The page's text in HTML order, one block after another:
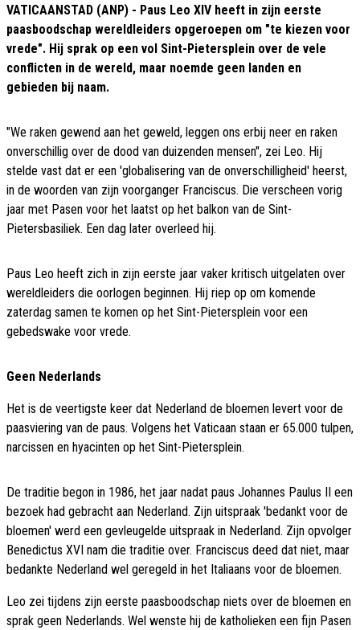
VATICAANSTAD (ANP) - Paus Leo XIV heeft in zijn eerste
paasboodschap wereldleiders opgeroepen om "te kiezen voor
vrede". Hij sprak op een vol Sint-Pietersplein over de vele
conflicten in de wereld, maar noemde geen landen en
gebieden bij naam.
"We raken gewend aan het geweld, leggen ons erbij neer en raken
onverschillig over de dood van duizenden mensen", zei Leo. Hij
stelde vast dat er een 'globalisering van de onverschilligheid' heerst,
in de woorden van zijn voorganger Franciscus. Die verscheen vorig
jaar met Pasen voor het laatst op het balkon van de Sint-
Pietersbasiliek. Een dag later overleed hij.
Paus Leo heeft zich in zijn eerste jaar vaker kritisch uitgelaten over
wereldleiders die oorlogen beginnen. Hij riep op om komende
zaterdag samen te komen op het Sint-Pietersplein voor een
gebedswake voor vrede.
Geen Nederlands
Het is de veertigste keer dat Nederland de bloemen levert voor de
paasviering van de paus. Volgens het Vaticaan staan er 65.000 tulpen,
narcissen en hyacinten op het Sint-Pietersplein.
De traditie begon in 1986, het jaar nadat paus Johannes Paulus II een
bezoek had gebracht aan Nederland. Zijn uitspraak 'bedankt voor de
bloemen' werd een gevleugelde uitspraak in Nederland. Zijn opvolger
Benedictus XVI nam die traditie over. Franciscus deed dat niet, maar
bedankte Nederland wel geregeld in het Italiaans voor de bloemen.
Leo zei tijdens zijn eerste paasboodschap niets over de bloemen en
sprak geen Nederlands. Wel wenste hij de katholieken een fijn Pasen